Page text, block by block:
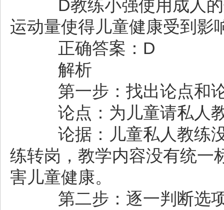
D教练小强使用成人的
运动量使得儿童健康受到影
正确答案：D
解析
第一步：找出论点和
论点：为儿童请私人
论据：儿童私人教练没
练转岗，教学内容没有统一
害儿童健康。
第二步：逐一判断选